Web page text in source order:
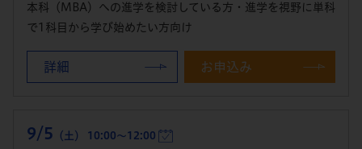
本科（MBA）への進学を検討している方・進学を視野に単科
で1科目から学び始めたい方向け
詳細 お申込み
9/5 （土） 10:00～12:00